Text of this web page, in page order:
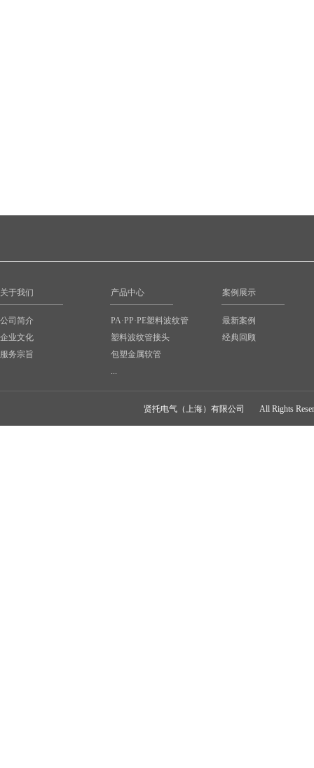
关于我们
公司简介
企业文化
服务宗旨
产品中心
PA·PP·PE塑料波纹管
塑料波纹管接头
包塑金属软管
...
案例展示
最新案例
经典回顾
贤托电气（上海）有限公司 All Rights